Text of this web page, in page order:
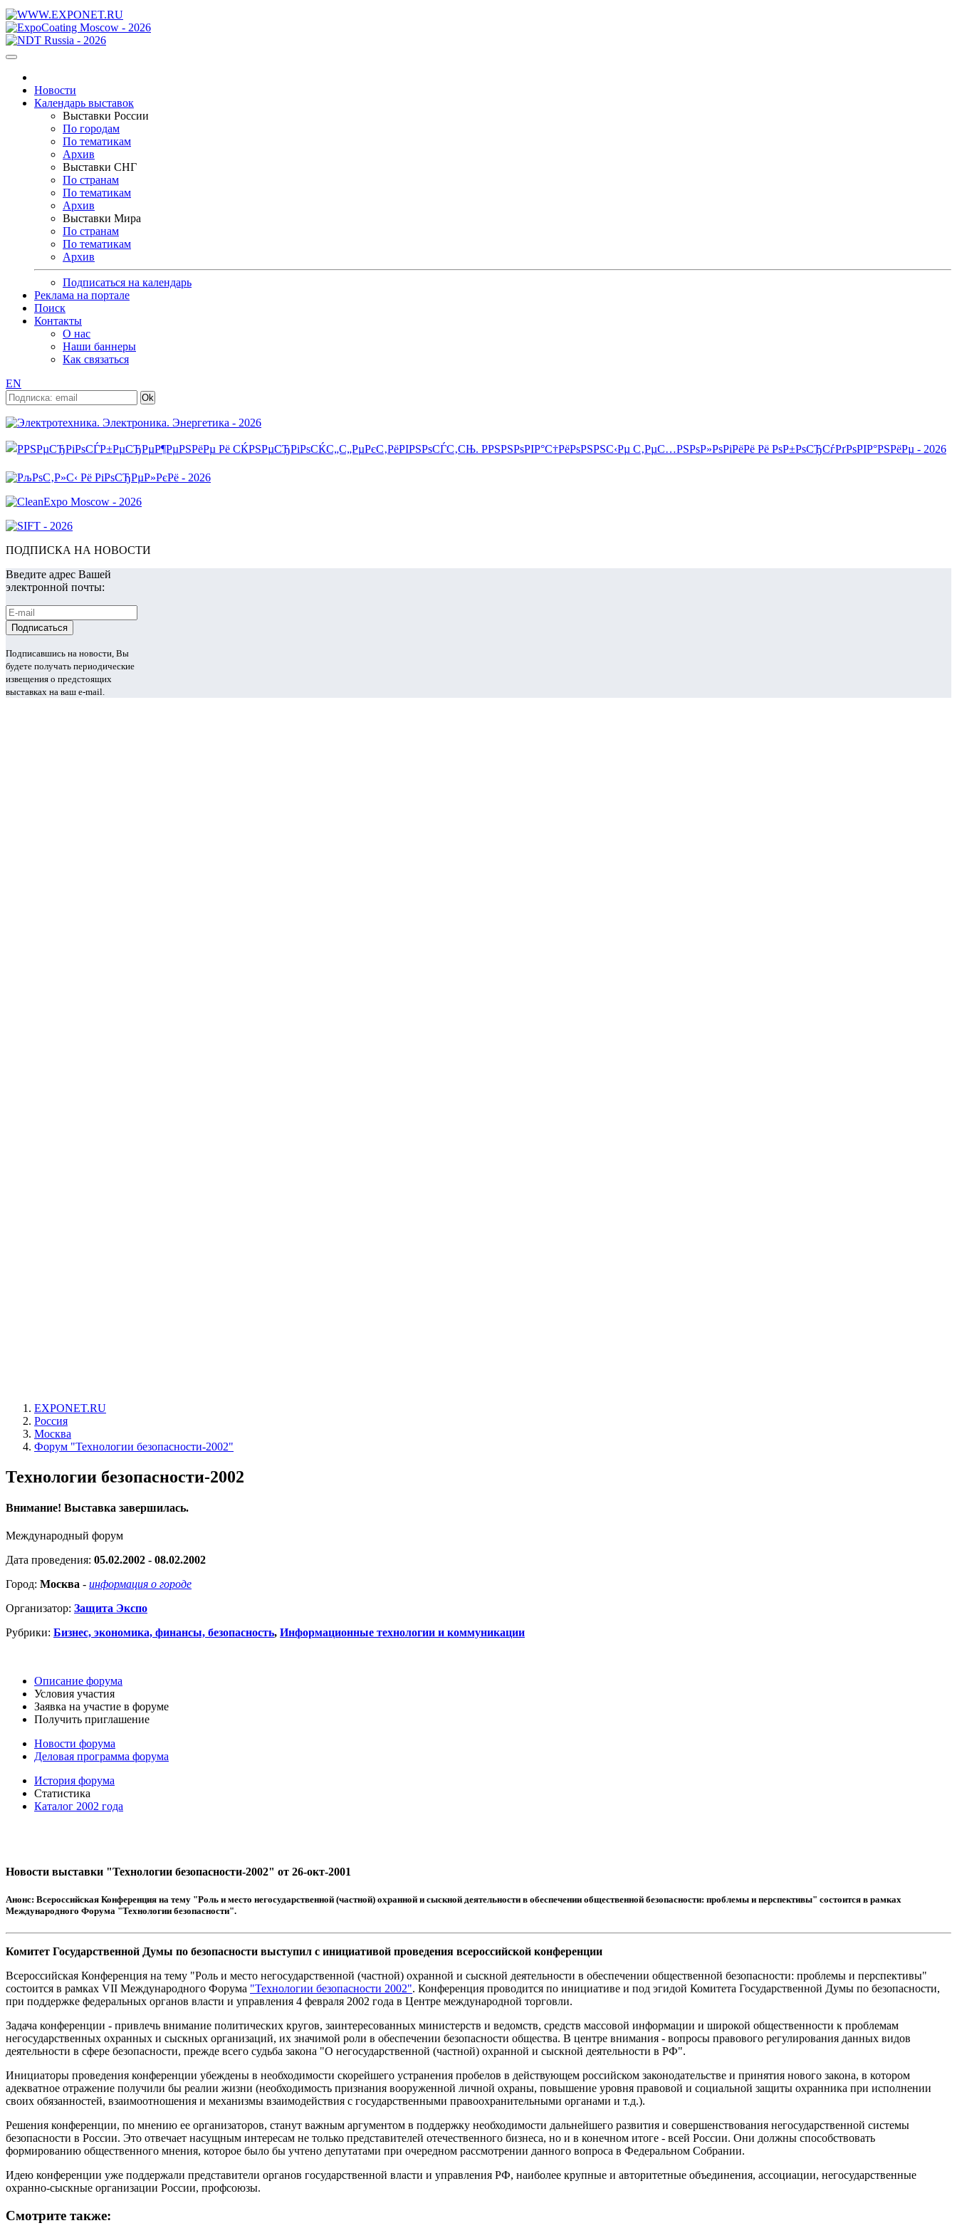
Новости
Календарь выставок
Выставки России
По городам
По тематикам
Архив
Выставки СНГ
По странам
По тематикам
Архив
Выставки Мира
По странам
По тематикам
Архив
Подписаться на календарь
Реклама на портале
Поиск
Контакты
О нас
Наши баннеры
Как связаться
EN
ПОДПИСКА НА НОВОСТИ
Введите адрес Вашей
электронной почты:
Подписавшись на новости, Вы
будете получать периодические
извещения о предстоящих
выставках на ваш e-mail.
EXPONET.RU
Россия
Москва
Форум "Технологии безопасности-2002"
Технологии безопасности-2002
Внимание! Выставка завершилась.
Международный форум
Дата проведения: 05.02.2002 - 08.02.2002
Город: Москва - информация о городе
Организатор: Защита Экспо
Рубрики: Бизнес, экономика, финансы, безопасность, Информационные технологии и коммуникации
Описание форума
Условия участия
Заявка на участие в форуме
Получить приглашение
Новости форума
Деловая программа форума
История форума
Статистика
Каталог 2002 года
Новости выставки "Технологии безопасности-2002" от 26-окт-2001
Анонс: Всероссийская Конференция на тему "Роль и место негосударственной (частной) охранной и сыскной деятельности в обеспечении общественной безопасности: проблемы и перспективы" состоится в рамках
Международного Форума "Технологии безопасности".
Комитет Государственной Думы по безопасности выступил с инициативой проведения всероссийской конференции
Всероссийская Конференция на тему "Роль и место негосударственной (частной) охранной и сыскной деятельности в обеспечении общественной безопасности: проблемы и перспективы"
состоится в рамках VII Международного Форума "Технологии безопасности 2002". Конференция проводится по инициативе и под эгидой Комитета Государственной Думы по безопасности,
при поддержке федеральных органов власти и управления 4 февраля 2002 года в Центре международной торговли.
Задача конференции - привлечь внимание политических кругов, заинтересованных министерств и ведомств, средств массовой информации и широкой общественности к проблемам
негосударственных охранных и сыскных организаций, их значимой роли в обеспечении безопасности общества. В центре внимания - вопросы правового регулирования данных видов
деятельности в сфере безопасности, прежде всего судьба закона "О негосударственной (частной) охранной и сыскной деятельности в РФ".
Инициаторы проведения конференции убеждены в необходимости скорейшего устранения пробелов в действующем российском законодательстве и принятия нового закона, в котором
адекватное отражение получили бы реалии жизни (необходимость признания вооруженной личной охраны, повышение уровня правовой и социальной защиты охранника при исполнении
своих обязанностей, взаимоотношения и механизмы взаимодействия с государственными правоохранительными органами и т.д.).
Решения конференции, по мнению ее организаторов, станут важным аргументом в поддержку необходимости дальнейшего развития и совершенствования негосударственной системы
безопасности в России. Это отвечает насущным интересам не только представителей отечественного бизнеса, но и в конечном итоге - всей России. Они должны способствовать
формированию общественного мнения, которое было бы учтено депутатами при очередном рассмотрении данного вопроса в Федеральном Собрании.
Идею конференции уже поддержали представители органов государственной власти и управления РФ, наиболее крупные и авторитетные объединения, ассоциации, негосударственные
охранно-сыскные организации России, профсоюзы.
Смотрите также: